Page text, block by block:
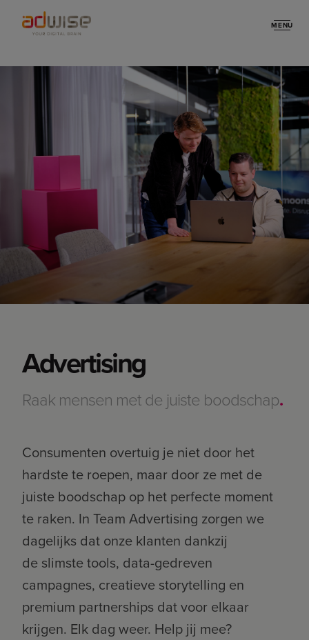
Domeinen
MENU
Advertising
Raak mensen met de juiste boodschap.
Consumenten overtuig je niet door het
hardste te roepen, maar door ze met de
juiste boodschap op het perfecte moment
te raken. In Team Advertising zorgen we
dagelijks dat onze klanten dankzij
de slimste tools, data-gedreven
campagnes, creatieve storytelling en
premium partnerships dat voor elkaar
krijgen. Elk dag weer. Help jij mee?